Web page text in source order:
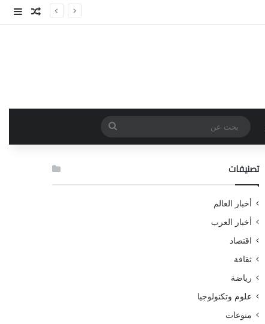
مقال
بحث
عن
تصنيفات
أخبار العالم
أخبار العرب
اقتصاد
ثقافة
رياضة
علوم وتكنولوجيا
منوعات